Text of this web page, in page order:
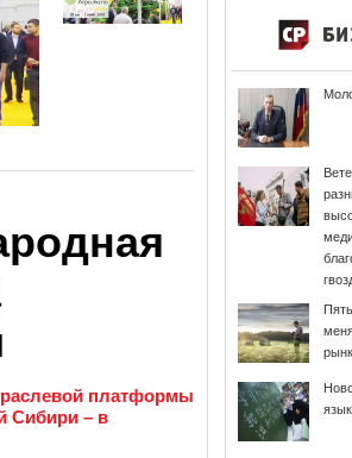
платформы
Сибири – в
язык